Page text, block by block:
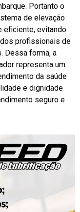
Portanto o
de elevação
eficiente, evitando
profissionais de
Dessa forma, a
representa um
da saúde
e dignidade
seguro e